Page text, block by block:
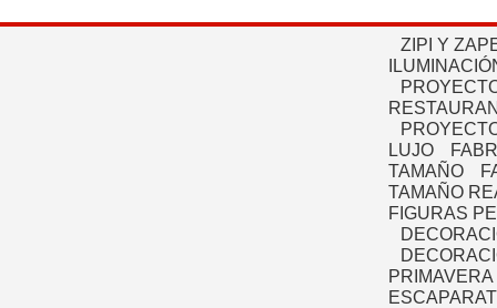
ZIPI Y
LUJO
TAMAÑO
TAMAÑO
FIGURAS
PRIMAVERA